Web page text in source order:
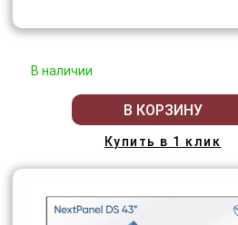
В наличии
В КОРЗИНУ
Купить в 1 клик